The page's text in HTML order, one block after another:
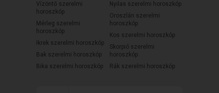
Vízöntő szerelmi
horoszkóp
Mérleg szerelmi
horoszkóp
Ikrek szerelmi horoszkóp
Bak szerelmi horoszkóp
Bika szerelmi horoszkóp
Nyilas szerelmi horoszkóp
Oroszlán szerelmi
horoszkóp
Kos szerelmi horoszkóp
Skorpió szerelmi
horoszkóp
Rák szerelmi horoszkóp